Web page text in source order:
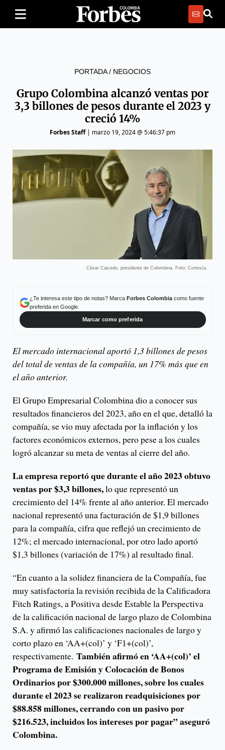
PORTADA/ NEGOCIOS
Grupo Colombina alcanzó ventas por
3,3 billones de pesos durante el 2023 y
creció 14%
Forbes Staff| marzo 19, 2024 @ 5:46:37 pm
César Caicedo, presidente de Colombina. Foto: Cortesía.
¿Te interesa este tipo de notas? Marca Forbes Colombiacomo fuente
preferida en Google.
Marcar como preferida
El mercado internacional aportó 1,3 billones de pesos
del total de ventas de la compañía, un 17% más que en
el año anterior.
El Grupo Empresarial Colombina dio a conocer sus
resultados financieros del 2023, año en el que, detalló la
compañía, se vio muy afectada por la inflación y los
factores económicos externos, pero pese a los cuales
logró alcanzar su meta de ventas al cierre del año.
La empresa reportó que durante el año 2023 obtuvo
ventas por $3,3 billones,lo que representó un
crecimiento del 14% frente al año anterior. El mercado
nacional representó una facturación de $1,9 billones
para la compañía, cifra que reflejó un crecimiento de
12%; el mercado internacional, por otro lado aportó
$1,3 billones (variación de 17%) al resultado final.
“En cuanto a la solidez financiera de la Compañía, fue
muy satisfactoria la revisión recibida de la Calificadora
Fitch Ratings, a Positiva desde Estable la Perspectiva
de la calificación nacional de largo plazo de Colombina
S.A. y afirmó las calificaciones nacionales de largo y
corto plazo en ‘AA+(col)’ y ‘F1+(col)’,
respectivamente. También afirmó en ‘AA+(col)’ el
Programa de Emisión y Colocación de Bonos
Ordinarios por $300.000 millones, sobre los cuales
durante el 2023 se realizaron readquisiciones por
$88.858 millones, cerrando con un pasivo por
$216.523, incluidos los intereses por pagar” aseguró
Colombina.